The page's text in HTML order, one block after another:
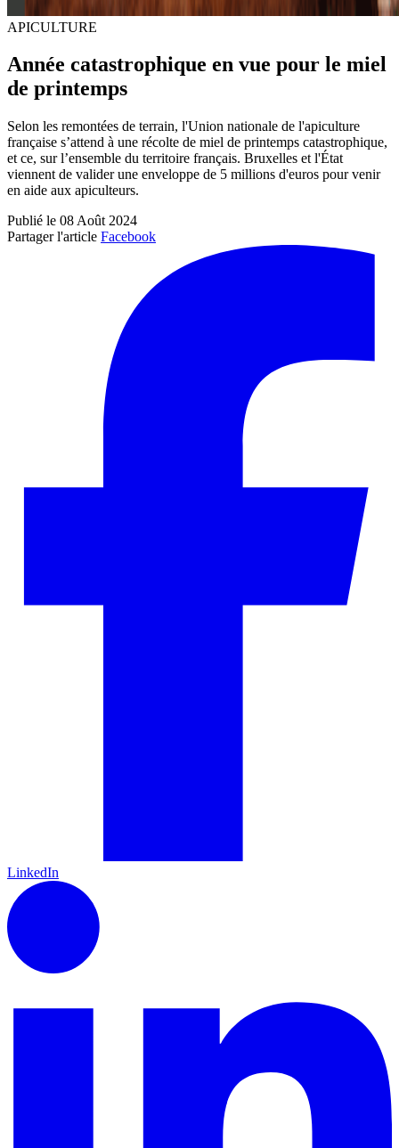
APICULTURE
Année catastrophique en vue pour le miel
de printemps
Selon les remontées de terrain, l'Union nationale de l'apiculture
française s’attend à une récolte de miel de printemps catastrophique,
et ce, sur l’ensemble du territoire français. Bruxelles et l'État
viennent de valider une enveloppe de 5 millions d'euros pour venir
en aide aux apiculteurs.
Publié le 08 Août 2024
Partager l'article Facebook
LinkedIn